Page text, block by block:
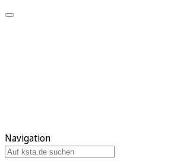
Navigation